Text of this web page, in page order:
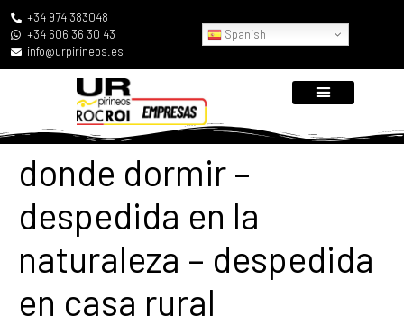
+34 974 383048
+34 606 36 30 43
info@urpirineos.es
Spanish
donde dormir –
despedida en la
naturaleza – despedida
en casa rural